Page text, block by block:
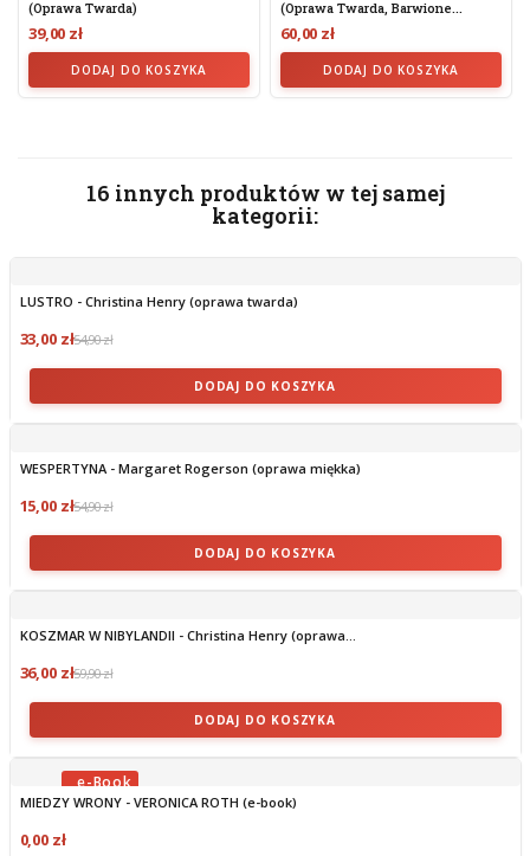
(oprawa Twarda)
39,00 zł
DODAJ DO KOSZYKA
(Oprawa Twarda, Barwione...
60,00 zł
DODAJ DO KOSZYKA
16 innych produktów w tej samej
kategorii:
LUSTRO - Christina Henry (oprawa twarda)
33,00 zł54,90 zł
DODAJ DO KOSZYKA
WESPERTYNA - Margaret Rogerson (oprawa miękka)
15,00 zł54,90 zł
DODAJ DO KOSZYKA
KOSZMAR W NIBYLANDII - Christina Henry (oprawa...
36,00 zł59,90 zł
DODAJ DO KOSZYKA
OBECNIE BRAK NA STANIE
MIEDZY WRONY - VERONICA ROTH (e-book)
0,00 zł